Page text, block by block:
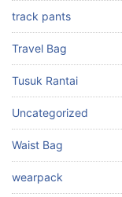
track pants
Travel Bag
Tusuk Rantai
Uncategorized
Waist Bag
wearpack